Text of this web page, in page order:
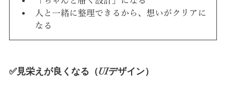
人と一緒に整理できるから、想いがクリアに
なる
✅見栄えが良くなる（UIデザイン）